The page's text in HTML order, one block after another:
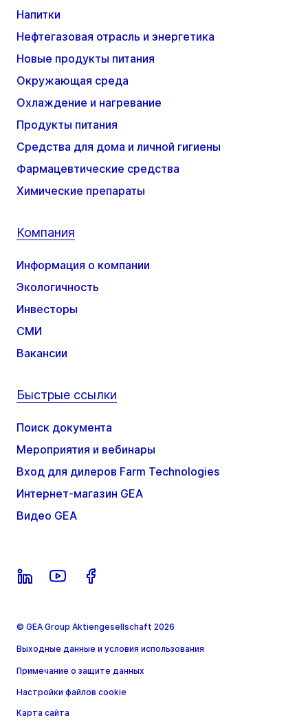
Напитки
Нефтегазовая отрасль и энергетика
Новые продукты питания
Окружающая среда
Охлаждение и нагревание
Продукты питания
Средства для дома и личной гигиены
Фармацевтические средства
Химические препараты
Компания
Информация о компании
Экологичность
Инвесторы
СМИ
Вакансии
Быстрые ссылки
Поиск документа
Мероприятия и вебинары
Вход для дилеров Farm Technologies
Интернет-магазин GEA
Видео GEA
© GEA Group Aktiengesellschaft 2026
Выходные данные и условия использования
Примечание о защите данных
Настройки файлов cookie
Карта сайта